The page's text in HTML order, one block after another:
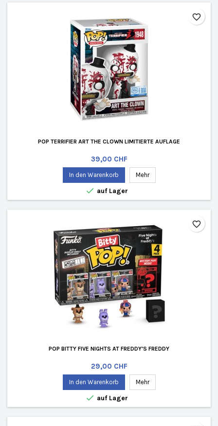
POP TERRIFIER ART THE CLOWN LIMITIERTE AUFLAGE
Preis
39,00 CHF
In den Warenkorb Mehr
 auf Lager
favorite_border
POP BITTY FIVE NIGHTS AT FREDDY'S FREDDY
Preis
29,00 CHF
In den Warenkorb Mehr
 auf Lager
favorite_border